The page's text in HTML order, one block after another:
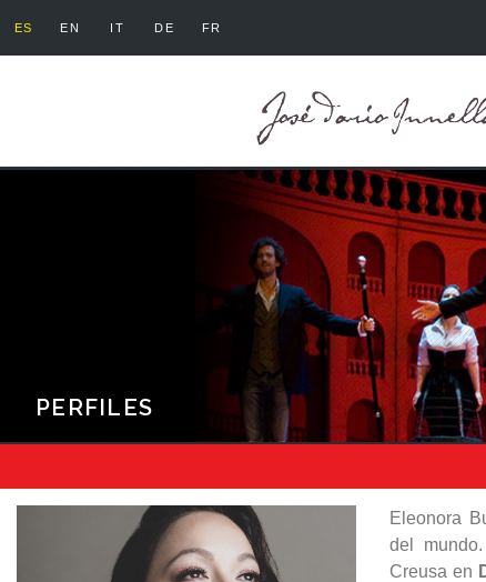
ES EN IT DE FR
PERFILES
Eleonora
del
Creusa en